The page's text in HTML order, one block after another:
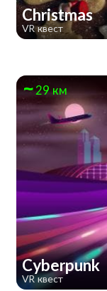
Christmas
VR квест
29 км
Cyberpunk
VR квест